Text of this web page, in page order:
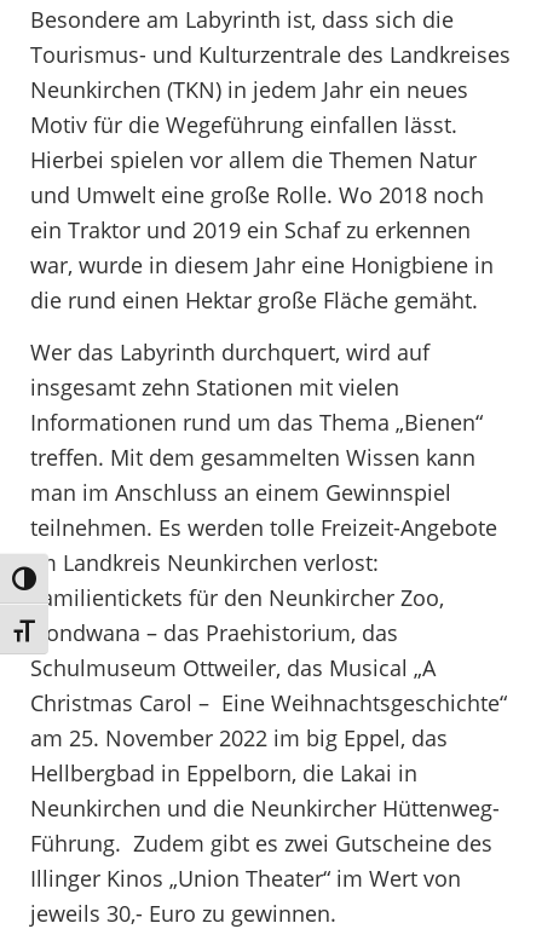
Umschalten auf hohe Kontraste
Schrift vergrößern
Besondere am Labyrinth ist, dass sich die
Tourismus- und Kulturzentrale des Landkreises
Neunkirchen (TKN) in jedem Jahr ein neues
Motiv für die Wegeführung einfallen lässt.
Hierbei spielen vor allem die Themen Natur
und Umwelt eine große Rolle. Wo 2018 noch
ein Traktor und 2019 ein Schaf zu erkennen
war, wurde in diesem Jahr eine Honigbiene in
die rund einen Hektar große Fläche gemäht.
Wer das Labyrinth durchquert, wird auf
insgesamt zehn Stationen mit vielen
Informationen rund um das Thema „Bienen“
treffen. Mit dem gesammelten Wissen kann
man im Anschluss an einem Gewinnspiel
teilnehmen. Es werden tolle Freizeit-Angebote
im Landkreis Neunkirchen verlost:
Familientickets für den Neunkircher Zoo,
Gondwana – das Praehistorium, das
Schulmuseum Ottweiler, das Musical „A
Christmas Carol – Eine Weihnachtsgeschichte“
am 25. November 2022 im big Eppel, das
Hellbergbad in Eppelborn, die Lakai in
Neunkirchen und die Neunkircher Hüttenweg-
Führung. Zudem gibt es zwei Gutscheine des
Illinger Kinos „Union Theater“ im Wert von
jeweils 30,- Euro zu gewinnen.